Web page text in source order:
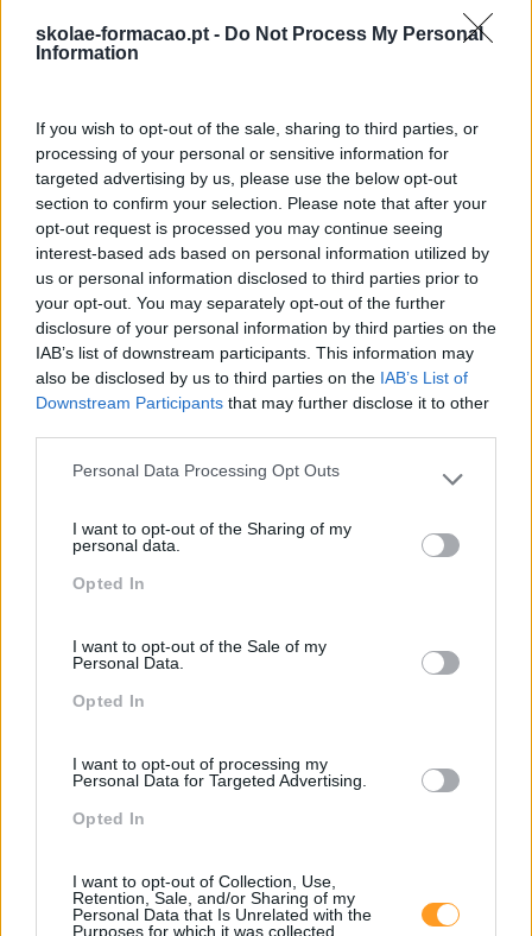
skolae-formacao.pt - Do Not Process My Personal
Information
If you wish to opt-out of the sale, sharing to third parties, or
processing of your personal or sensitive information for
targeted advertising by us, please use the below opt-out
section to confirm your selection. Please note that after your
opt-out request is processed you may continue seeing
interest-based ads based on personal information utilized by
us or personal information disclosed to third parties prior to
your opt-out. You may separately opt-out of the further
disclosure of your personal information by third parties on the
IAB’s list of downstream participants. This information may
also be disclosed by us to third parties on the IAB’s List of
Downstream Participants that may further disclose it to other
Please note that this website/app uses one or more Google
not limited to your visit or usage behaviour. You may click to
grant or deny consent to Google and its third-party tags to
use your data for below specified purposes in below Google
Personal Data Processing Opt Outs
I want to opt-out of the Sharing of my
personal data.
Opted In
I want to opt-out of the Sale of my
Personal Data.
Opted In
I want to opt-out of processing my
Personal Data for Targeted Advertising.
Opted In
I want to opt-out of Collection, Use,
Retention, Sale, and/or Sharing of my
Personal Data that Is Unrelated with the
Purposes for which it was collected.
Não se esqueça desubscrever o blog RhBizze de nos
seguir
noLindekIn,Facebook,Instagram,Youtube eTwitter
Cursos relacionados